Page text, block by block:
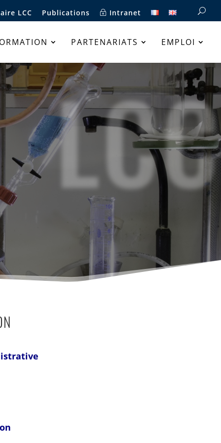
LCC Publications Intranet
PARTENARIATS EMPLOI
LCC